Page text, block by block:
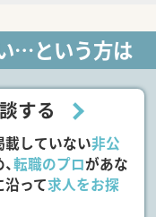
…という方は
する
載していない非公
転職のプロがあな
沿って求人をお探